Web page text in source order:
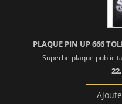
PLAQUE PIN UP 666
Superbe plaque